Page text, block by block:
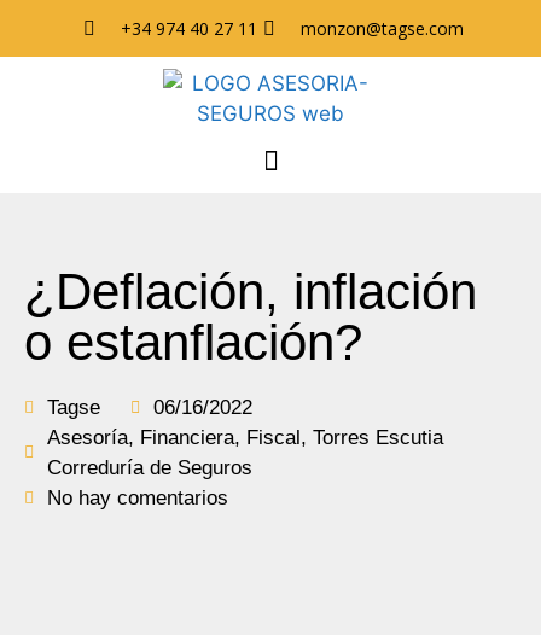
+34 974 40 27 11 monzon@tagse.com
¿Deflación, inflación
o estanflación?
Tagse
06/16/2022
Asesoría, Financiera, Fiscal, Torres Escutia
Correduría de Seguros
No hay comentarios